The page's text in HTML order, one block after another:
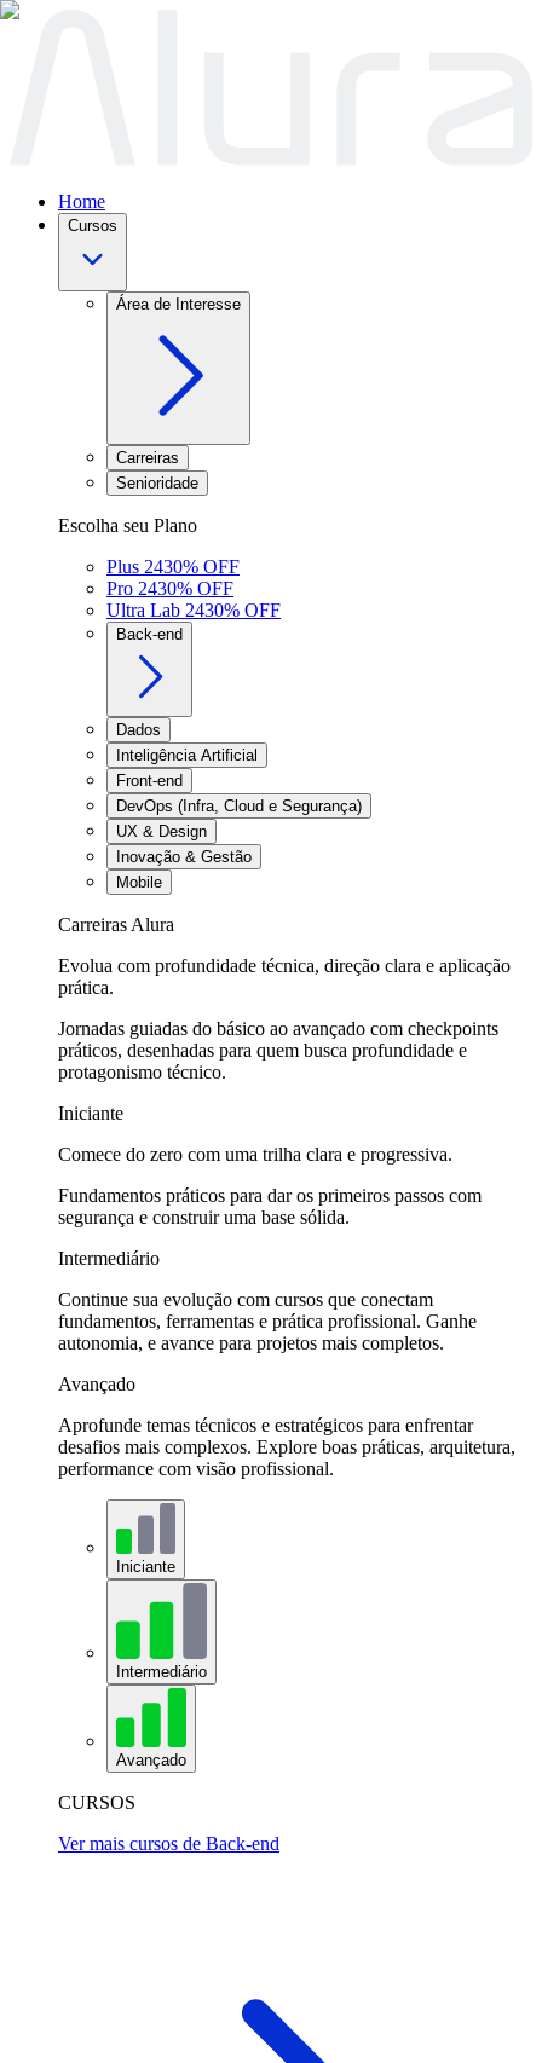
Home
Cursos
Área de Interesse
Carreiras
Senioridade
Escolha seu Plano
Plus 2430% OFF
Pro 2430% OFF
Ultra Lab 2430% OFF
Back-end
Dados
Inteligência Artificial
Front-end
DevOps (Infra, Cloud e Segurança)
UX & Design
Inovação & Gestão
Mobile
Carreiras Alura
Evolua com profundidade técnica, direção clara e aplicação
prática.
Jornadas guiadas do básico ao avançado com checkpoints
práticos, desenhadas para quem busca profundidade e
protagonismo técnico.
Iniciante
Comece do zero com uma trilha clara e progressiva.
Fundamentos práticos para dar os primeiros passos com
segurança e construir uma base sólida.
Intermediário
Continue sua evolução com cursos que conectam
fundamentos, ferramentas e prática profissional. Ganhe
autonomia, e avance para projetos mais completos.
Avançado
Aprofunde temas técnicos e estratégicos para enfrentar
desafios mais complexos. Explore boas práticas, arquitetura,
performance com visão profissional.
Iniciante
Intermediário
Avançado
CURSOS
Ver mais cursos de Back-end